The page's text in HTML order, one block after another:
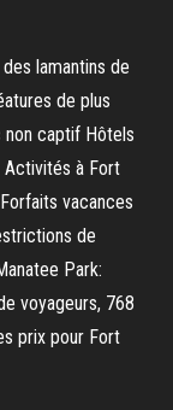
lamantins de
de plus
captif Hôtels
Activités à Fort
vacances
de
Park:
voyageurs, 768
prix pour Fort